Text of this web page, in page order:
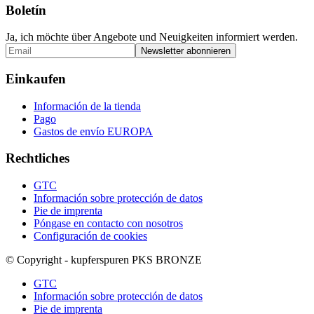
Boletín
Ja, ich möchte über Angebote und Neuigkeiten informiert werden.
Einkaufen
Información de la tienda
Pago
Gastos de envío EUROPA
Rechtliches
GTC
Información sobre protección de datos
Pie de imprenta
Póngase en contacto con nosotros
Configuración de cookies
© Copyright - kupferspuren PKS BRONZE
GTC
Información sobre protección de datos
Pie de imprenta